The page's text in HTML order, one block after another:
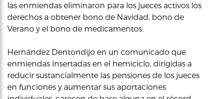
las enmiendas eliminaron para los jueces activos los
derechos a obtener bono de Navidad, bono de
Verano y el bono de medicamentos.
Hernández Dentondijo en un comunicado que
enmiendas insertadas en el hemiciclo, dirigidas a
reducir sustancialmente las pensiones de los jueces
en funciones y aumentar sus aportaciones